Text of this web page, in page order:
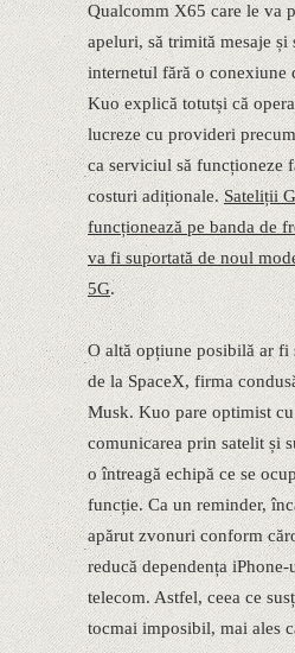
Qualcomm X65 care le va
apeluri, să trimită mesaje și
internetul fără o conexiune
Kuo explică totutși că
lucreze cu provideri
ca serviciul să funcționeze
costuri adiționale.Sateliții
funcționează pe banda de
va fi suportată de noul
5G.
O altă opțiune posibilă ar fi
de la SpaceX, firma
Musk. Kuo pare optimist
comunicarea prin satelit și
o întreagă echipă ce se
funcție. Ca un reminder,
apărut zvonuri conform
reducă dependența
telecom. Astfel, ceea ce
tocmai imposibil, mai ales